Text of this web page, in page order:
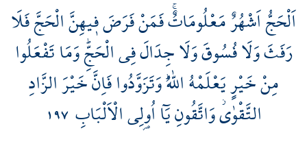
اَلْحَجُّ اَشْهُرٌ مَعْلُومَاتٌۚ فَمَنْ فَرَضَ ف۪يهِنَّ الْحَجَّ فَلَا
رَفَثَ وَلَا فُسُوقَ وَلَا جِدَالَ فِي الْحَجِّۜ وَمَا تَفْعَلُوا
مِنْ خَيْرٍ يَعْلَمْهُ اللّٰهُۜ وَتَزَوَّدُوا فَاِنَّ خَيْرَ الزَّادِ
التَّقْوٰىۘ وَاتَّقُونِ يَٓا اُو۬لِي الْاَلْبَابِ١٩٧